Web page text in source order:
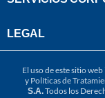
LEGAL
El uso de este sitio
y Políticas de
S.A.Todos los